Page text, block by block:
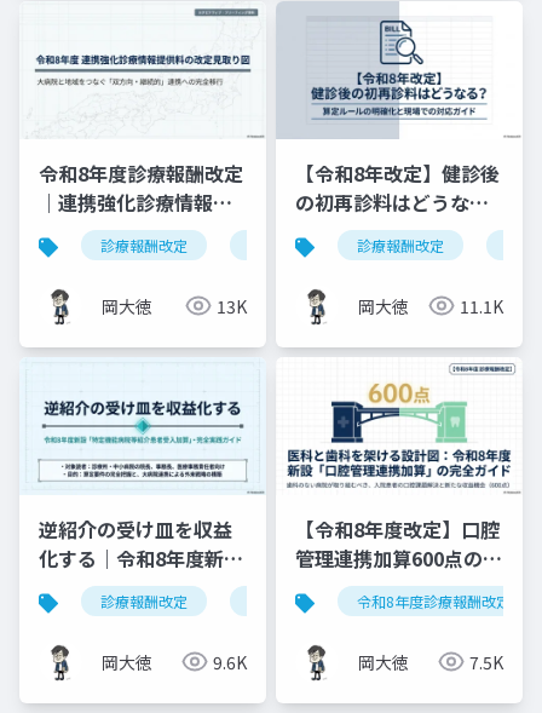
令和8年度診療報酬改定
｜連携強化診療情報提
供料の見直しを図解で
解説
診療報酬改定 連携強化診療情報提供料 令和8年度
岡大徳 13K
【令和8年改定】健診後
の初再診料はどうな
る？算定ルールの明確
化と現場での対応ガイ
ド
診療報酬改定
岡大徳 11.1K
逆紹介の受け皿を収益
化する｜令和8年度新設
「特定機能病院等紹介
患者受入加算」完全実
践ガイド
診療報酬改定 特定機能病院等紹介患者受入加算
岡大徳 9.6K
【令和8年度改定】口腔
管理連携加算600点の算
定要件・施設基準まと
め
令和8年度診療報酬改定
岡大徳 7.5K